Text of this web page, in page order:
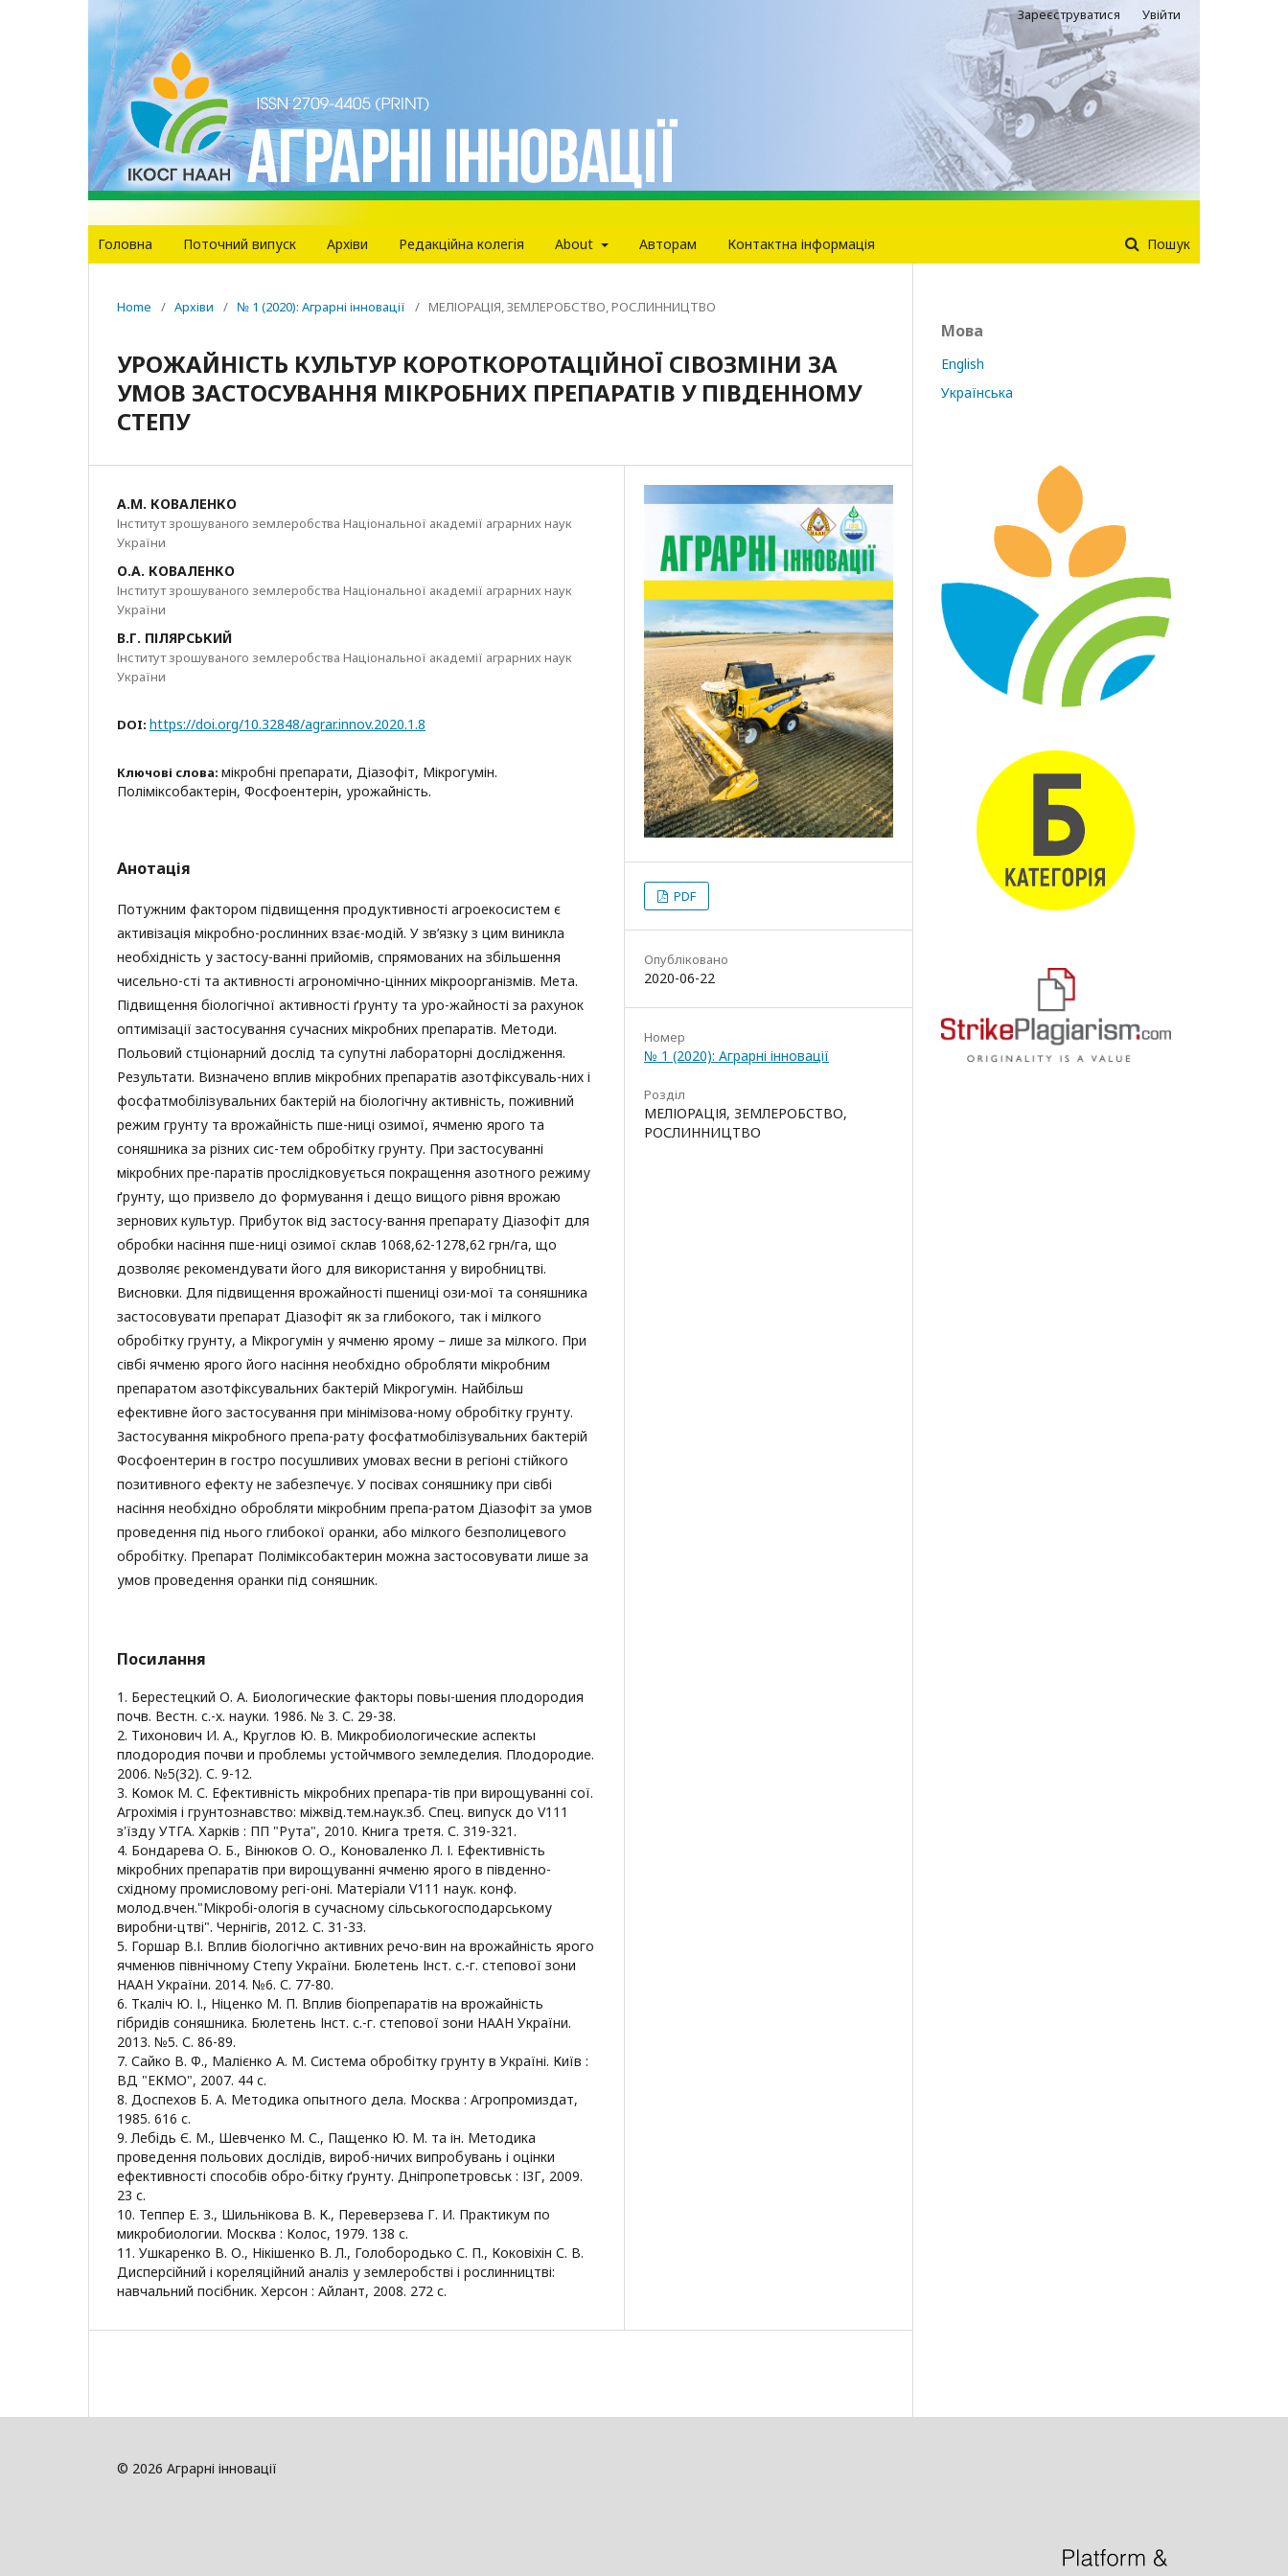
Головна Поточний випуск Архіви Редакцiйна колегiя About Авторам Контактна інформація Пошук
Зареєструватися Увійти
Home / Архіви / № 1 (2020): Аграрні інновації / МЕЛІОРАЦІЯ, ЗЕМЛЕРОБСТВО, РОСЛИННИЦТВО
УРОЖАЙНІСТЬ КУЛЬТУР КОРОТКОРОТАЦІЙНОЇ СІВОЗМІНИ ЗА
УМОВ ЗАСТОСУВАННЯ МІКРОБНИХ ПРЕПАРАТІВ У ПІВДЕННОМУ
СТЕПУ
А.М. КОВАЛЕНКО
Інститут зрошуваного землеробства Національної академії аграрних наук
України
О.А. КОВАЛЕНКО
Інститут зрошуваного землеробства Національної академії аграрних наук
України
В.Г. ПІЛЯРСЬКИЙ
Інститут зрошуваного землеробства Національної академії аграрних наук
України
DOI: https://doi.org/10.32848/agrar.innov.2020.1.8
Ключові слова: мікробні препарати, Діазофіт, Мікрогумін.
Поліміксобактерін, Фосфоентерін, урожайність.
Анотація
Потужним фактором підвищення продуктивності агроекосистем є
активізація мікробно-рослинних взає-модій. У зв’язку з цим виникла
необхідність у застосу-ванні прийомів, спрямованих на збільшення
чисельно-сті та активності агрономічно-цінних мікроорганізмів. Мета.
Підвищення біологічної активності ґрунту та уро-жайності за рахунок
оптимізації застосування сучасних мікробних препаратів. Методи.
Польовий стціонарний дослід та супутні лабораторні дослідження.
Результати. Визначено вплив мікробних препаратів азотфіксуваль-них і
фосфатмобілізувальних бактерій на біологічну активність, поживний
режим грунту та врожайність пше-ниці озимої, ячменю ярого та
соняшника за різних сис-тем обробітку грунту. При застосуванні
мікробних пре-паратів прослідковується покращення азотного режиму
ґрунту, що призвело до формування і дещо вищого рівня врожаю
зернових культур. Прибуток від застосу-вання препарату Діазофіт для
обробки насіння пше-ниці озимої склав 1068,62-1278,62 грн/га, що
дозволяє рекомендувати його для використання у виробництві.
Висновки. Для підвищення врожайності пшениці ози-мої та соняшника
застосовувати препарат Діазофіт як за глибокого, так і мілкого
обробітку грунту, а Мікрогумін у ячменю ярому – лише за мілкого. При
сівбі ячменю ярого його насіння необхідно обробляти мікробним
препаратом азотфіксувальних бактерій Мікрогумін. Найбільш
ефективне його застосування при мінімізова-ному обробітку грунту.
Застосування мікробного препа-рату фосфатмобілізувальних бактерій
Фосфоентерин в гостро посушливих умовах весни в регіоні стійкого
позитивного ефекту не забезпечує. У посівах соняшнику при сівбі
насіння необхідно обробляти мікробним препа-ратом Діазофіт за умов
проведення під нього глибокої оранки, або мілкого безполицевого
обробітку. Препарат Поліміксобактерин можна застосовувати лише за
умов проведення оранки під соняшник.
Посилання
1. Берестецкий О. А. Биологические факторы повы-шения плодородия
почв. Вестн. с.-х. науки. 1986. № 3. С. 29-38.
2. Тихонович И. А., Круглов Ю. В. Микробиологические аспекты
плодородия почви и проблемы устойчмвого земледелия. Плодородие.
2006. №5(32). С. 9-12.
3. Комок М. С. Ефективність мікробних препара-тів при вирощуванні сої.
Агрохімія і грунтознавство: міжвід.тем.наук.зб. Спец. випуск до V111
з'їзду УТГА. Харків : ПП "Рута", 2010. Книга третя. С. 319-321.
4. Бондарева О. Б., Вінюков О. О., Коноваленко Л. І. Ефективність
мікробних препаратів при вирощуванні ячменю ярого в південно-
східному промисловому регі-оні. Матеріали V111 наук. конф.
молод.вчен."Мікробі-ологія в сучасному сільськогосподарському
виробни-цтві". Чернігів, 2012. С. 31-33.
5. Горшар В.І. Вплив біологічно активних речо-вин на врожайність ярого
ячменюв північному Степу України. Бюлетень Інст. с.-г. степової зони
НААН України. 2014. №6. С. 77-80.
6. Ткаліч Ю. І., Ніценко М. П. Вплив біопрепаратів на врожайність
гібридів соняшника. Бюлетень Інст. с.-г. степової зони НААН України.
2013. №5. С. 86-89.
7. Сайко В. Ф., Малієнко А. М. Система обробітку грунту в Україні. Київ :
ВД "ЕКМО", 2007. 44 с.
8. Доспехов Б. А. Методика опытного дела. Москва : Агропромиздат,
1985. 616 с.
9. Лебідь Є. М., Шевченко М. С., Пащенко Ю. М. та ін. Методика
проведення польових дослідів, вироб-ничих випробувань і оцінки
ефективності способів обро-бітку ґрунту. Дніпропетровськ : ІЗГ, 2009.
23 с.
10. Теппер Е. З., Шильнікова В. К., Переверзева Г. И. Практикум по
микробиологии. Москва : Колос, 1979. 138 с.
11. Ушкаренко В. О., Нікішенко В. Л., Голобородько С. П., Коковіхін С. В.
Дисперсійний і кореляційний аналіз у землеробстві і рослинництві:
навчальний посібник. Херсон : Айлант, 2008. 272 с.
PDF
Опубліковано
2020-06-22
Номер
№ 1 (2020): Аграрні інновації
Розділ
МЕЛІОРАЦІЯ, ЗЕМЛЕРОБСТВО,
РОСЛИННИЦТВО
Мова
English
Українська
© 2026 Аграрні інновації